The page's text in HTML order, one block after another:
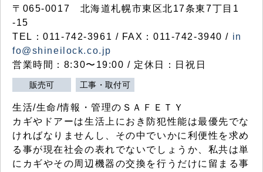
〒065-0017 北海道札幌市東区北17条東7丁目1
-15
TEL：011-742-3961 / FAX：011-742-3940 / in
fo@shineilock.co.jp
営業時間：8:30〜19:00 / 定休日：日祝日
販売可 工事・取付可
生活/生命/情報・管理のＳＡＦＥＴＹ
カギやドアーは生活上におき防犯性能は最優先でな
ければなりませんし、その中でいかに利便性を求め
る事が現在社会の表れでないでしょうか、私共は単
にカギやその周辺機器の交換を行うだけに留まる事